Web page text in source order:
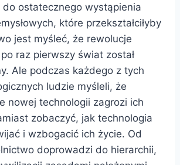
do ostatecznego wystąpienia
które przekształciłyby
jest myśleć, że rewolucje
raz pierwszy świat został
Ale podczas każdego z tych
ludzie myśleli, że
nowej technologii zagrozi ich
zobaczyć, jak technologia
i wzbogacić ich życie. Od
doprowadzi do hierarchii,